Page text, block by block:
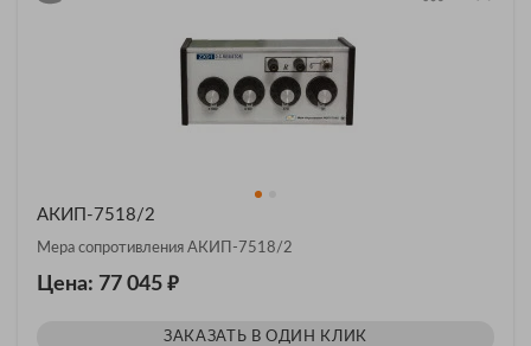
АКИП-7518/2
Мера сопротивления АКИП-7518/2
Цена: 77 045 ₽
ЗАКАЗАТЬ В ОДИН КЛИК